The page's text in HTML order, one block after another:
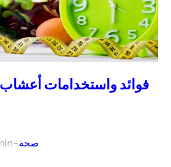
فوائد واستخدامات
–صحة